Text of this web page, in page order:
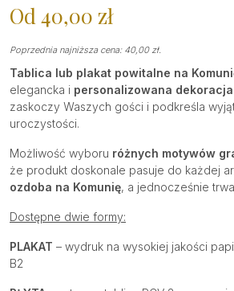
Od 40,00 zł
Poprzednia najniższa cena: 40,00 zł.
Tablica lub plakat powitalne na
elegancka i personalizowana
zaskoczy Waszych gości i podkreśla
uroczystości.
Możliwość wyboru różnych motywów
że produkt doskonale pasuje do każdej
ozdoba na Komunię, a jednocześnie
Dostępne dwie formy:
PLAKAT – wydruk na wysokiej jakości
B2